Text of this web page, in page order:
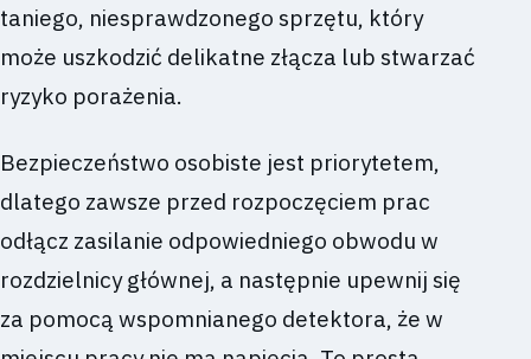
taniego, niesprawdzonego sprzętu, który
może uszkodzić delikatne złącza lub stwarzać
ryzyko porażenia.
Bezpieczeństwo osobiste jest priorytetem,
dlatego zawsze przed rozpoczęciem prac
odłącz zasilanie odpowiedniego obwodu w
rozdzielnicy głównej, a następnie upewnij się
za pomocą wspomnianego detektora, że w